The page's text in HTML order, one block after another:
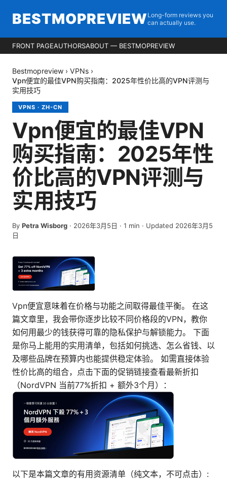
BESTMOPREVIEW Long-form reviews you
can actually use.
FRONT PAGEAUTHORSABOUT — BESTMOPREVIEW
Bestmopreview › VPNs ›
Vpn便宜的最佳VPN购买指南：2025年性价比高的VPN评测与
实用技巧
VPNS · ZH-CN
Vpn便宜的最佳VPN
购买指南：2025年性
价比高的VPN评测与
实用技巧
By Petra Wisborg · 2026年3月5日 · 1 min · Updated 2026年3月5
日
Vpn便宜意味着在价格与功能之间取得最佳平衡。 在这
篇文章里，我会带你逐步比较不同价格段的VPN，教你
如何用最少的钱获得可靠的隐私保护与解锁能力。 下面
是你马上能用的实用清单，包括如何挑选、怎么省钱、以
及哪些品牌在预算内也能提供稳定体验。 如需直接体验
性价比高的组合，点击下面的促销链接查看最新折扣
（NordVPN 当前77%折扣 + 额外3个月）：
以下是本篇文章的有用资源清单（纯文本，不可点击）: